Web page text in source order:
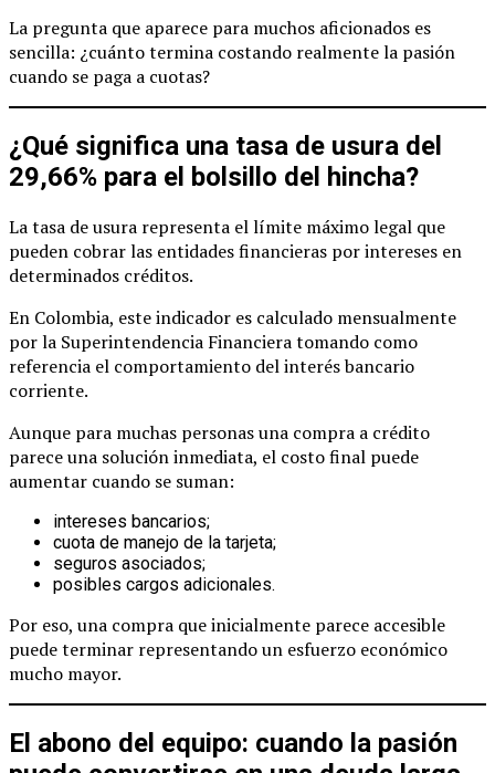
La pregunta que aparece para muchos aficionados es
sencilla: ¿cuánto termina costando realmente la pasión
cuando se paga a cuotas?
¿Qué significa una tasa de usura del
29,66% para el bolsillo del hincha?
La tasa de usura representa el límite máximo legal que
pueden cobrar las entidades financieras por intereses en
determinados créditos.
En Colombia, este indicador es calculado mensualmente
por la Superintendencia Financiera tomando como
referencia el comportamiento del interés bancario
corriente.
Aunque para muchas personas una compra a crédito
parece una solución inmediata, el costo final puede
aumentar cuando se suman:
intereses bancarios;
cuota de manejo de la tarjeta;
seguros asociados;
posibles cargos adicionales.
Por eso, una compra que inicialmente parece accesible
puede terminar representando un esfuerzo económico
mucho mayor.
El abono del equipo: cuando la pasión